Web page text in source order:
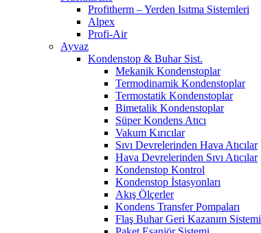
Profitherm – Yerden Isıtma Sistemleri
Alpex
Profi-Air
Ayvaz
Kondenstop & Buhar Sist.
Mekanik Kondenstoplar
Termodinamik Kondenstoplar
Termostatik Kondenstoplar
Bimetalik Kondenstoplar
Süper Kondens Atıcı
Vakum Kırıcılar
Sıvı Devrelerinden Hava Atıcılar
Hava Devrelerinden Sıvı Atıcılar
Kondenstop Kontrol
Kondenstop İstasyonları
Akış Ölçerler
Kondens Transfer Pompaları
Flaş Buhar Geri Kazanım Sistemi